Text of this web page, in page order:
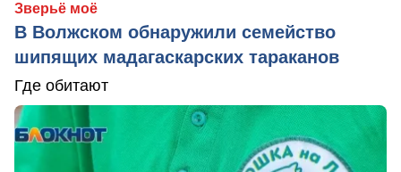
Зверьё моё
В Волжском обнаружили семейство
шипящих мадагаскарских тараканов
Где обитают